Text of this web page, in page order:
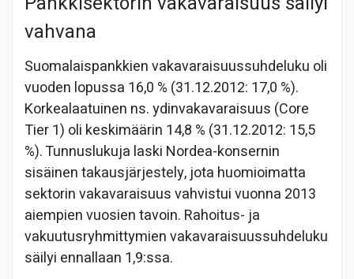
vahvana
Suomalaispankkien vakavaraisuussuhdeluku oli
vuoden lopussa 16,0 % (31.12.2012: 17,0 %).
Korkealaatuinen ns. ydinvakavaraisuus (Core
Tier 1) oli keskimäärin 14,8 % (31.12.2012: 15,5
%). Tunnuslukuja laski Nordea-konsernin
sisäinen takausjärjestely, jota huomioimatta
sektorin vakavaraisuus vahvistui vuonna 2013
aiempien vuosien tavoin. Rahoitus- ja
vakuutusryhmittymien vakavaraisuussuhdeluku
säilyi ennallaan 1,9:ssa.